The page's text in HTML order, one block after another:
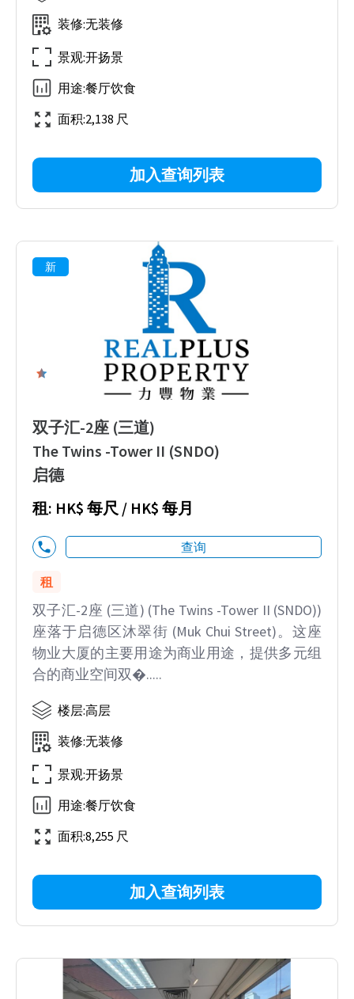
装修:无装修
景观:开扬景
用途:餐厅饮食
面积:2,138 尺
加入查询列表
新
双子汇-2座 (三道)
The Twins -Tower II (SNDO)
启德
租: HK$ 每尺 / HK$ 每月
查询
租
双子汇-2座 (三道) (The Twins -Tower II (SNDO))
座落于启德区沐翠街 (Muk Chui Street)。这座
物业大厦的主要用途为商业用途，提供多元组
合的商业空间双�.....
楼层:高层
装修:无装修
景观:开扬景
用途:餐厅饮食
面积:8,255 尺
加入查询列表